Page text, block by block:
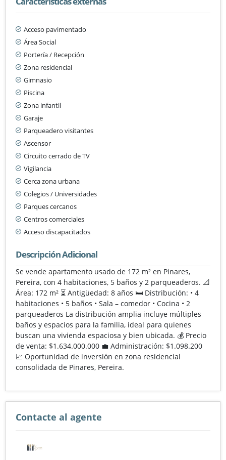
Acceso pavimentado
Área Social
Portería / Recepción
Zona residencial
Gimnasio
Piscina
Zona infantil
Garaje
Parqueadero visitantes
Ascensor
Circuito cerrado de TV
Vigilancia
Cerca zona urbana
Colegios / Universidades
Parques cercanos
Centros comerciales
Acceso discapacitados
Descripción Adicional
Se vende apartamento usado de 172 m² en Pinares,
Pereira, con 4 habitaciones, 5 baños y 2 parqueaderos. 📐
Área: 172 m² ⏳ Antigüedad: 8 años 🛏️ Distribución: • 4
habitaciones • 5 baños • Sala – comedor • Cocina • 2
parqueaderos La distribución amplia incluye múltiples
baños y espacios para la familia, ideal para quienes
buscan una vivienda espaciosa y bien ubicada. 💰 Precio
de venta: $1.634.000.000 💼 Administración: $1.098.200
📈 Oportunidad de inversión en zona residencial
consolidada de Pinares, Pereira.
Contacte al agente